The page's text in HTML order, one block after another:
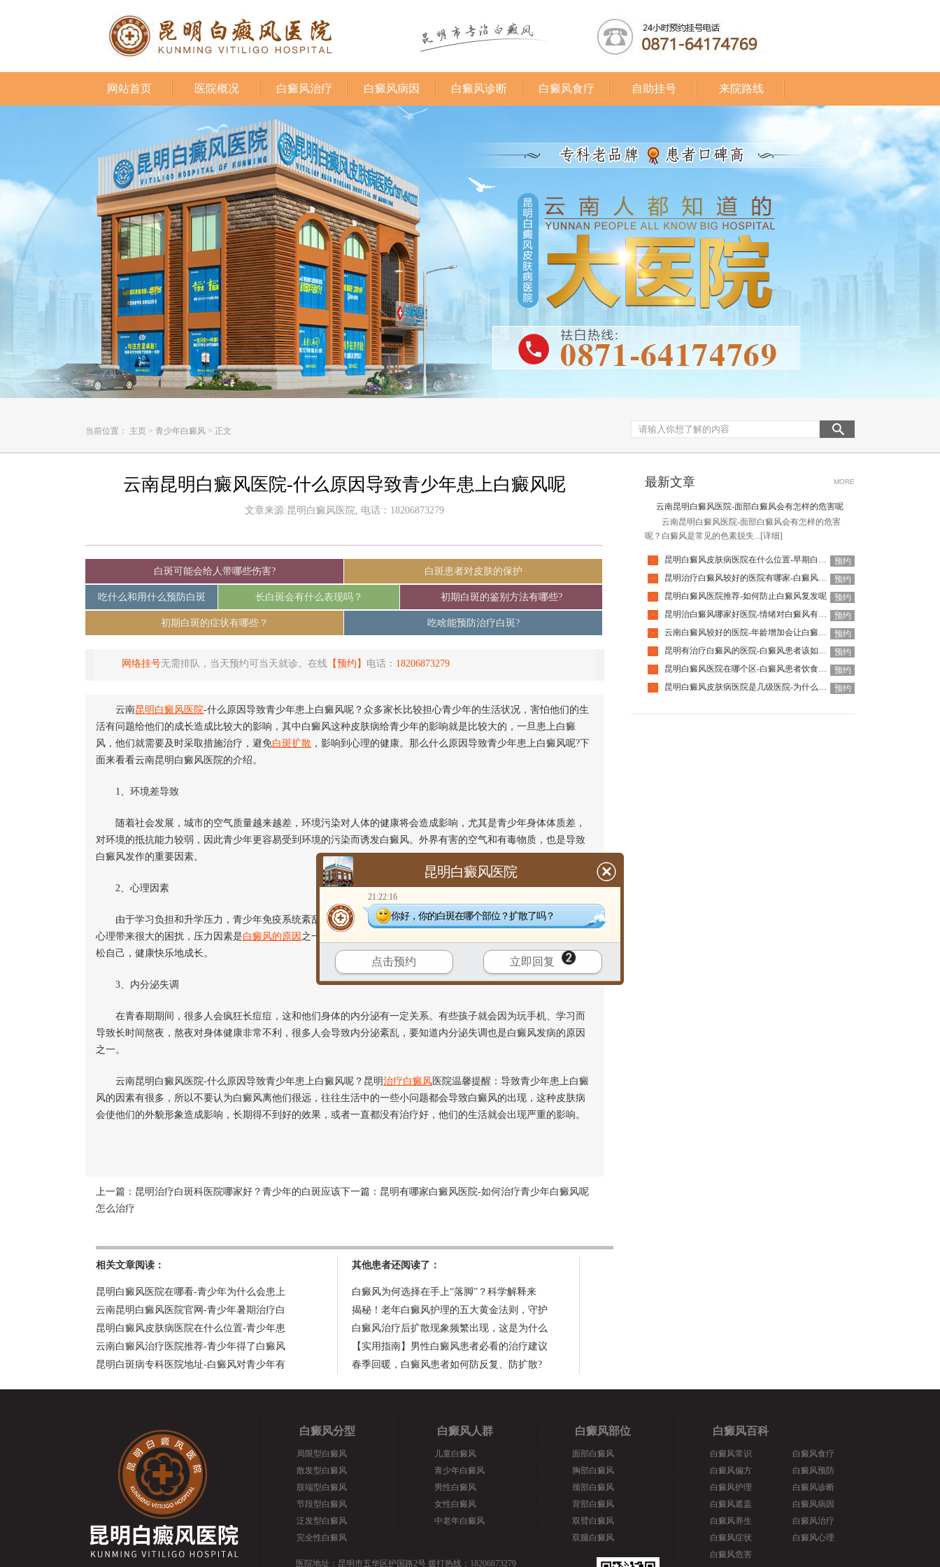
网站首页 医院概况 白癜风治疗 白癜风病因 白癜风诊断 白癜风食疗 自助挂号 来院路线
当前位置： 主页 > 青少年白癜风 > 正文
云南昆明白癜风医院-什么原因导致青少年患上白癜风呢
文章来源:昆明白癜风医院, 电话：18206873279
白斑可能会给人带哪些伤害? 白斑患者对皮肤的保护
吃什么和用什么预防白斑 长白斑会有什么表现吗？ 初期白斑的鉴别方法有哪些?
初期白斑的症状有哪些？ 吃啥能预防治疗白斑?
网络挂号无需排队，当天预约可当天就诊。在线 【预约】 电话： 18206873279
云南昆明白癜风医院-什么原因导致青少年患上白癜风呢？众多家长比较担心青少年的生活状况，害怕他们的生
活有问题给他们的成长造成比较大的影响，其中白癜风这种皮肤病给青少年的影响就是比较大的，一旦患上白癜
风，他们就需要及时采取措施治疗，避免白斑扩散 ，影响到心理的健康。那么什么原因导致青少年患上白癜风呢?下
面来看看云南昆明白癜风医院的介绍。
1、环境差导致
随着社会发展，城市的空气质量越来越差，环境污染对人体的健康将会造成影响，尤其是青少年身体体质差，
对环境的抵抗能力较弱，因此青少年更容易受到环境的污染而诱发白癜风。外界有害的空气和有毒物质，也是导致
白癜风发作的重要因素。
2、心理因素
由于学习负担和升学压力，青少年免疫系统紊乱，营养比例紊乱，使许多青少年患上顽固性白癜风，给他们的
心理带来很大的困扰，压力因素是白癜风的原因 之一。所以，要让孩子在生活中遇到各种压力时，要注意适当地放
松自己，健康快乐地成长。
3、内分泌失调
在青春期期间，很多人会疯狂长痘痘，这和他们身体的内分泌有一定关系。有些孩子就会因为玩手机、学习而
导致长时间熬夜，熬夜对身体健康非常不利，很多人会导致内分泌紊乱，要知道内分泌失调也是白癜风发病的原因
之一。
云南昆明白癜风医院-什么原因导致青少年患上白癜风呢？昆明治疗白癜风 医院温馨提醒：导致青少年患上白癜
风的因素有很多，所以不要认为白癜风离他们很远，往往生活中的一些小问题都会导致白癜风的出现，这种皮肤病
会使他们的外貌形象造成影响，长期得不到好的效果，或者一直都没有治疗好，他们的生活就会出现严重的影响。
上一篇： 昆明治疗白斑科医院哪家好？青少年的白斑应该
怎么治疗
下一篇： 昆明有哪家白癜风医院-如何治疗青少年白癜风呢
相关文章阅读：
昆明白癜风医院在哪看-青少年为什么会患上
云南昆明白癜风医院官网-青少年暑期治疗白
昆明白癜风皮肤病医院在什么位置-青少年患
云南白癜风治疗医院推荐-青少年得了白癜风
昆明白斑病专科医院地址-白癜风对青少年有
其他患者还阅读了：
白癜风为何选择在手上“落脚”？科学解释来
揭秘！老年白癜风护理的五大黄金法则，守护
白癜风治疗后扩散现象频繁出现，这是为什么
【实用指南】男性白癜风患者必看的治疗建议
春季回暖，白癜风患者如何防反复、防扩散?
最新文章 MORE
云南昆明白癜风医院-面部白癜风会有怎样的危害呢
云南昆明白癜风医院-面部白癜风会有怎样的危害
呢？白癜风是常见的色素脱失... [详细]
· 昆明白癜风皮肤病医院在什么位置-早期白癜风有什么表现
预约
·
昆明治疗白癜风较好的医院有哪家-白癜风治疗需要谨记什么呢
预约
·
昆明白癜风医院推荐-如何防止白癜风复发呢
预约
·
昆明治白癜风哪家好医院-情绪对白癜风有什么影响
预约
·
云南白癜风较好的医院-年龄增加会让白癜风自己好转吗
预约
·
昆明有治疗白癜风的医院-白癜风患者该如何挑选护肤品呢
预约
·
昆明白癜风医院在哪个区-白癜风患者饮食该怎么选择
预约
·
昆明白癜风皮肤病医院是几级医院-为什么白癜风要尽早治疗 预约
白癜风分型
局限型白癜风
散发型白癜风
肢端型白癜风
节段型白癜风
泛发型白癜风
完全性白癜风
白癜风人群
儿童白癜风
青少年白癜风
男性白癜风
女性白癜风
中老年白癜风
白癜风部位
面部白癜风
胸部白癜风
颈部白癜风
背部白癜风
双臂白癜风
双腿白癜风
白癜风百科
白癜风常识
白癜风偏方
白癜风护理
白癜风遮盖
白癜风养生
白癜风症状
白癜风危害
白癜风食疗
白癜风预防
白癜风诊断
白癜风病因
白癜风治疗
白癜风心理
医院地址：昆明市五华区护国路2号 拨打热线：18206873279
昆明白癜风医院
21:22:16
你好，你的白斑在哪个部位？扩散了吗？
点击预约 立即回复